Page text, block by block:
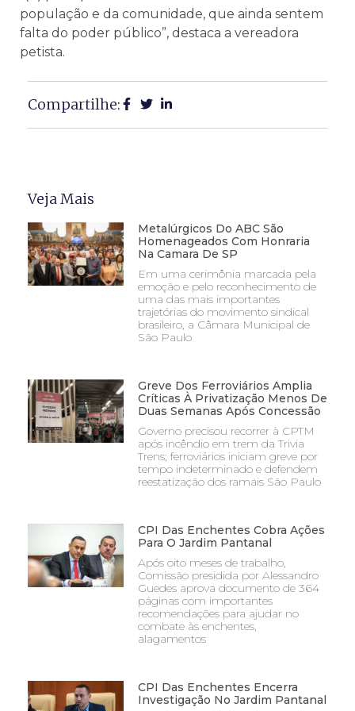
população e da comunidade, que ainda sentem
falta do poder público”, destaca a vereadora
petista.
Compartilhe:
Veja Mais
Metalúrgicos Do ABC São
Homenageados Com Honraria
Na Camara De SP
Em uma cerimônia marcada pela
emoção e pelo reconhecimento de
uma das mais importantes
trajetórias do movimento sindical
brasileiro, a Câmara Municipal de
São Paulo
Greve Dos Ferroviários Amplia
Críticas À Privatização Menos De
Duas Semanas Após Concessão
Governo precisou recorrer à CPTM
após incêndio em trem da Trivia
Trens; ferroviários iniciam greve por
tempo indeterminado e defendem
reestatização dos ramais São Paulo
CPI Das Enchentes Cobra Ações
Para O Jardim Pantanal
Após oito meses de trabalho,
Comissão presidida por Alessandro
Guedes aprova documento de 364
páginas com importantes
recomendações para ajudar no
combate às enchentes,
alagamentos
CPI Das Enchentes Encerra
Investigação No Jardim Pantanal